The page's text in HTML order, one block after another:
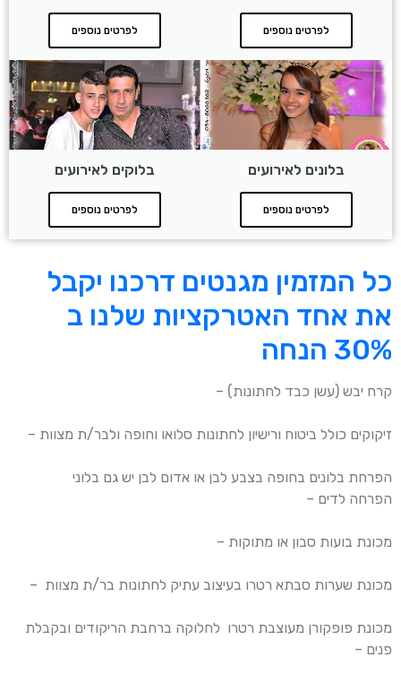
לפרטים נוספים לפרטים נוספים
בלונים לאירועים
לפרטים נוספים
בלוקים לאירועים
לפרטים נוספים
כל המזמין מגנטים דרכנו יקבל
את אחד האטרקציות שלנו ב
30% הנחה
קרח יבש (עשן כבד לחתונות) –
זיקוקים כולל ביטוח ורישיון לחתונות סלואו וחופה ולבר/ת מצוות –
הפרחת בלונים בחופה בצבע לבן או אדום לבן יש גם בלוני
הפרחה לדים –
מכונת בועות סבון או מתוקות –
מכונת שערות סבתא רטרו בעיצוב עתיק לחתונות בר/ת מצוות –
מכונת פופקורן מעוצבת רטרו לחלוקה ברחבת הריקודים ובקבלת
פנים –